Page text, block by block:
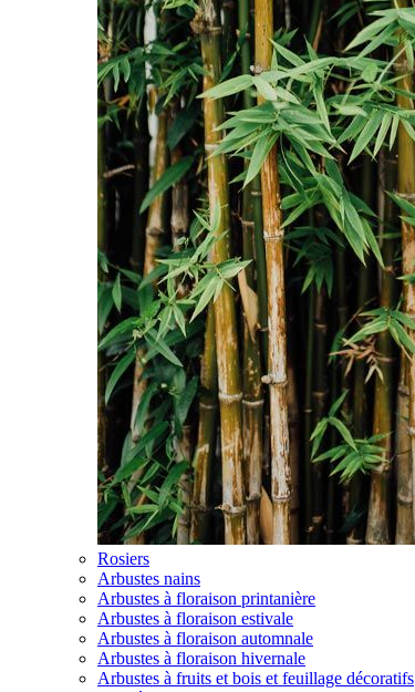
Rosiers
Arbustes nains
Arbustes à floraison printanière
Arbustes à floraison estivale
Arbustes à floraison automnale
Arbustes à floraison hivernale
Arbustes à fruits et bois et feuillage décoratifs